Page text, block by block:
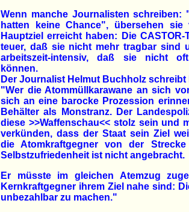
Wenn manche Journalisten schreiben:
hatten keine Chance", übersehen
Hauptziel erreicht haben: Die
teuer, daß sie nicht mehr tragbar sind
arbeitszeit-intensiv, daß sie nicht
können.
Der Journalist Helmut Buchholz schreibt
"Wer die Atommüllkarawane an sich
sich an eine barocke Prozession
Behälter als Monstranz. Der
diese >>Waffenschau<< stolz sein und
verkünden, dass der Staat sein Ziel
die Atomkraftgegner von der
Selbstzufriedenheit ist nicht angebracht.
Er müsste im gleichen Atemzug
Kernkraftgegner ihrem Ziel nahe sind:
unbezahlbar zu machen."